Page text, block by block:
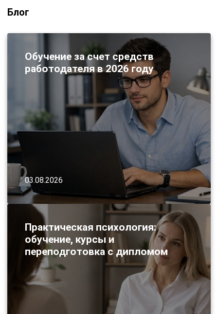
Блог
Обучение за счет средств
работодателя в 2026 году
03.08.2026
Практическая психология:
обучение, курсы и
переподготовка с дипломом